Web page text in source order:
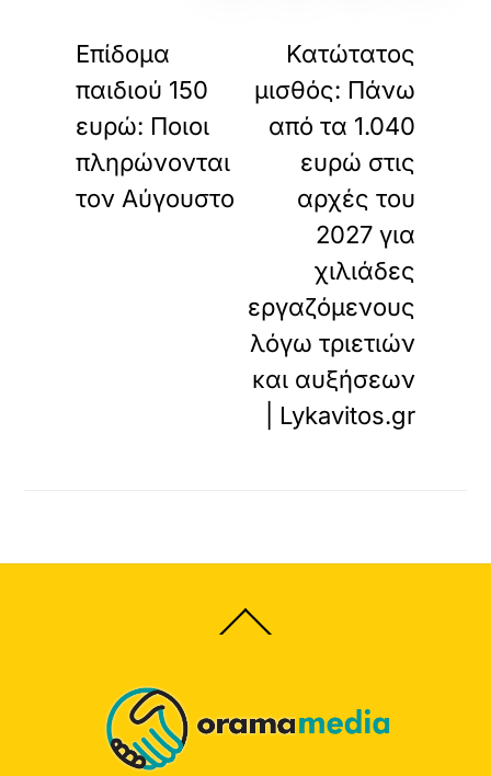
Επίδομα
παιδιού 150
ευρώ: Ποιοι
πληρώνονται
τον Αύγουστο
Κατώτατος
μισθός: Πάνω
από τα 1.040
ευρώ στις
αρχές του
2027 για
χιλιάδες
εργαζόμενους
λόγω τριετιών
και αυξήσεων
| Lykavitos.gr
To